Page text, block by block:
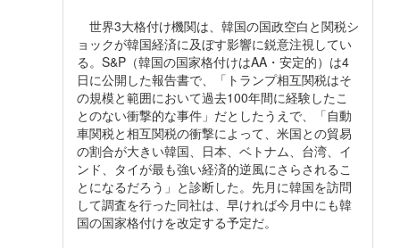
世界3大格付け機関は、韓国の国政空白と関税シ
ョックが韓国経済に及ぼす影響に鋭意注視してい
る。S&P（韓国の国家格付けはAA・安定的）は4
日に公開した報告書で、「トランプ相互関税はそ
の規模と範囲において過去100年間に経験したこ
とのない衝撃的な事件」だとしたうえで、「自動
車関税と相互関税の衝撃によって、米国との貿易
の割合が大きい韓国、日本、ベトナム、台湾、イ
ンド、タイが最も強い経済的逆風にさらされるこ
とになるだろう」と診断した。先月に韓国を訪問
して調査を行った同社は、早ければ今月中にも韓
国の国家格付けを改定する予定だ。